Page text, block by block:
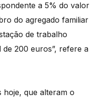
a 5% do valor
do agregado familiar
de trabalho
200 euros”, refere a
hoje, que alteram o